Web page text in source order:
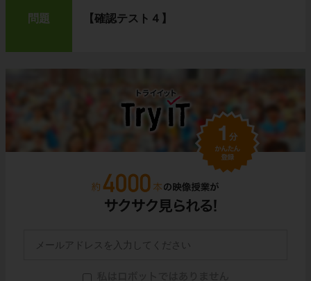
問題 【確認テスト４】